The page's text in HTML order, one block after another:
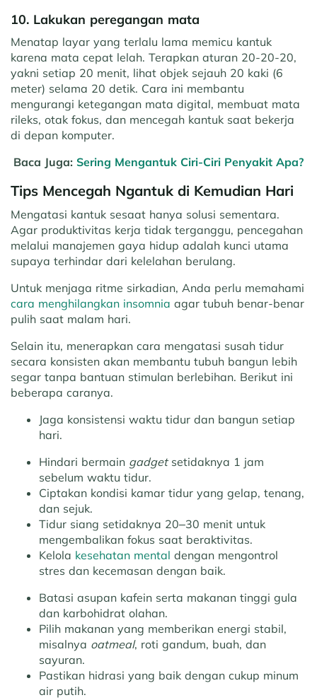
10. Lakukan peregangan mata
Menatap layar yang terlalu lama memicu kantuk
karena mata cepat lelah. Terapkan aturan 20-20-20,
yakni setiap 20 menit, lihat objek sejauh 20 kaki (6
meter) selama 20 detik. Cara ini membantu
mengurangi ketegangan mata digital, membuat mata
rileks, otak fokus, dan mencegah kantuk saat bekerja
di depan komputer.
Baca Juga: Sering Mengantuk Ciri-Ciri Penyakit Apa?
Tips Mencegah Ngantuk di Kemudian Hari
Mengatasi kantuk sesaat hanya solusi sementara.
Agar produktivitas kerja tidak terganggu, pencegahan
melalui manajemen gaya hidup adalah kunci utama
supaya terhindar dari kelelahan berulang.
Untuk menjaga ritme sirkadian, Anda perlu memahami
cara menghilangkan insomnia agar tubuh benar-benar
pulih saat malam hari.
Selain itu, menerapkan cara mengatasi susah tidur
secara konsisten akan membantu tubuh bangun lebih
segar tanpa bantuan stimulan berlebihan. Berikut ini
beberapa caranya.
Jaga konsistensi waktu tidur dan bangun setiap
hari.
Hindari bermain gadgetsetidaknya 1 jam
sebelum waktu tidur.
Ciptakan kondisi kamar tidur yang gelap, tenang,
dan sejuk.
Tidur siang setidaknya 20–30 menit untuk
mengembalikan fokus saat beraktivitas.
Kelola kesehatan mental dengan mengontrol
stres dan kecemasan dengan baik.
Batasi asupan kafein serta makanan tinggi gula
dan karbohidrat olahan.
Pilih makanan yang memberikan energi stabil,
misalnya oatmeal, roti gandum, buah, dan
sayuran.
Pastikan hidrasi yang baik dengan cukup minum
air putih.